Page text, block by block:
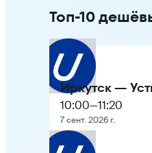
Топ-10
Иркутск —
10:00—11:20
7 сент. 2026 г.